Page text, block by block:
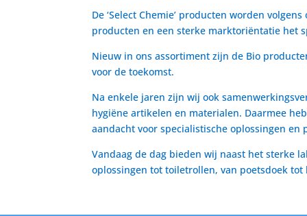
De ‘Select Chemie’ producten worden
producten en een sterke marktoriëntatie het
Nieuw in ons assortiment zijn de Bio
voor de toekomst.
Na enkele jaren zijn wij ook
hygiëne artikelen en materialen. Daarmee
aandacht voor specialistische oplossingen en
Vandaag de dag bieden wij naast het sterke
oplossingen tot toiletrollen, van poetsdoek